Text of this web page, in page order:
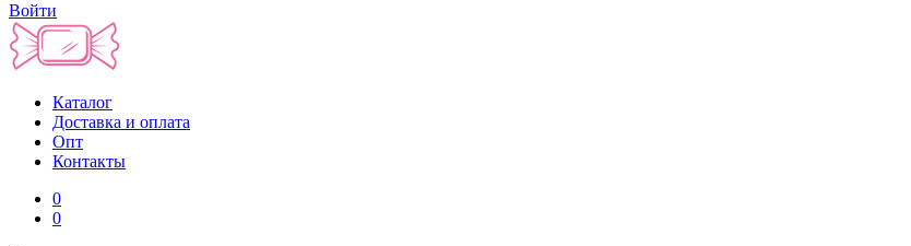
Войти
Каталог
Доставка и оплата
Опт
Контакты
0
0